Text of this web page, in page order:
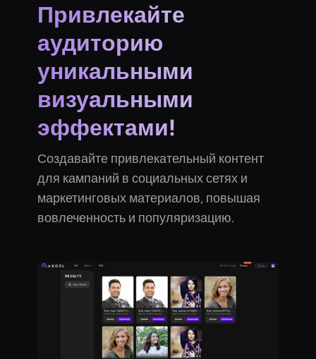
Привлекайте
аудиторию
уникальными
визуальными
эффектами!
Создавайте привлекательный контент
для кампаний в социальных сетях и
маркетинговых материалов, повышая
вовлеченность и популяризацию.